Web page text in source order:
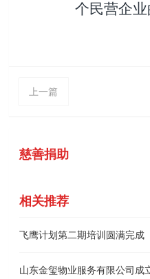
个民营企业
上一篇
慈善捐助
相关推荐
飞鹰计划第二期培训圆满完成
山东金玺物业服务有限公司成